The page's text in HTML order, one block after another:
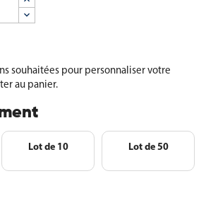
souhaitées pour personnaliser votre
au panier.
Lot de 10 Lot de 50